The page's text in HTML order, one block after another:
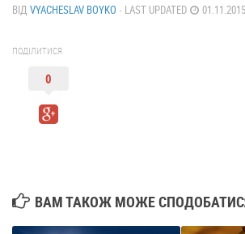
ВІД VYACHESLAV BOYKO · LAST UPDATED 01.11.2015
ПОДІЛИТИСЯ
0
ВАМ ТАКОЖ МОЖЕ